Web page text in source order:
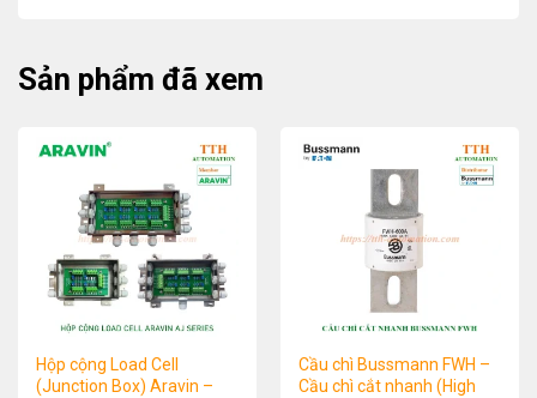
Sản phẩm đã xem
Hộp cộng Load Cell
(Junction Box) Aravin –
Cầu chì Bussmann FWH –
Cầu chì cắt nhanh (High